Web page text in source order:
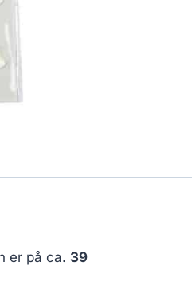
er på ca. 39